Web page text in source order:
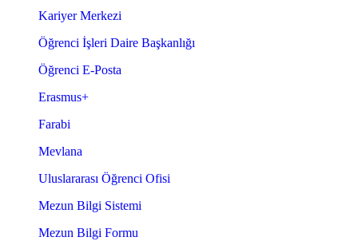
Kariyer Merkezi
Öğrenci İşleri Daire Başkanlığı
Öğrenci E-Posta
Erasmus+
Farabi
Mevlana
Uluslararası Öğrenci Ofisi
Mezun Bilgi Sistemi
Mezun Bilgi Formu